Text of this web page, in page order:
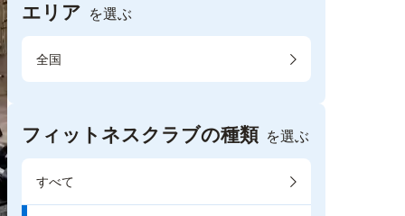
エリア を選ぶ
全国
フィットネスクラブの種類 を選ぶ
すべて